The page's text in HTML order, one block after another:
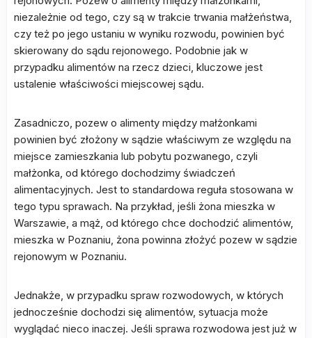
niezależnie od tego, czy są w trakcie trwania małżeństwa,
czy też po jego ustaniu w wyniku rozwodu, powinien być
skierowany do sądu rejonowego. Podobnie jak w
przypadku alimentów na rzecz dzieci, kluczowe jest
ustalenie właściwości miejscowej sądu.
Zasadniczo, pozew o alimenty między małżonkami
powinien być złożony w sądzie właściwym ze względu na
miejsce zamieszkania lub pobytu pozwanego, czyli
małżonka, od którego dochodzimy świadczeń
alimentacyjnych. Jest to standardowa reguła stosowana w
tego typu sprawach. Na przykład, jeśli żona mieszka w
Warszawie, a mąż, od którego chce dochodzić alimentów,
mieszka w Poznaniu, żona powinna złożyć pozew w sądzie
rejonowym w Poznaniu.
Jednakże, w przypadku spraw rozwodowych, w których
jednocześnie dochodzi się alimentów, sytuacja może
wyglądać nieco inaczej. Jeśli sprawa rozwodowa jest już w